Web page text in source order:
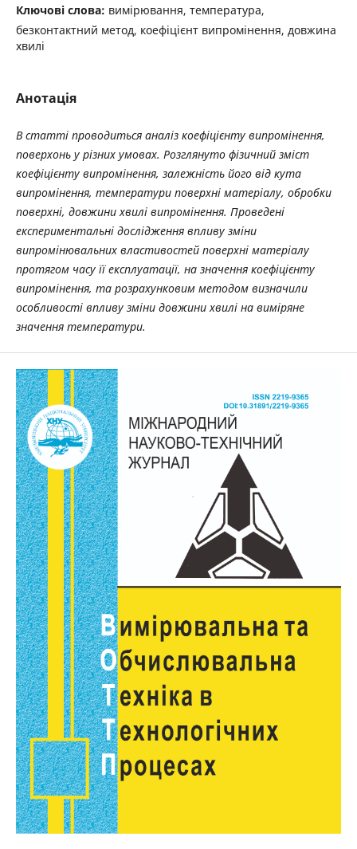
Ключові слова: вимірювання, температура,
безконтактний метод, коефіцієнт випромінення, довжина
хвилі
Анотація
В статті проводиться аналіз коефіцієнту випромінення,
поверхонь у різних умовах. Розглянуто фізичний зміст
коефіцієнту випромінення, залежність його від кута
випромінення, температури поверхні матеріалу, обробки
поверхні, довжини хвилі випромінення. Проведені
експериментальні дослідження впливу зміни
випромінювальних властивостей поверхні матеріалу
протягом часу її експлуатації, на значення коефіцієнту
випромінення, та розрахунковим методом визначили
особливості впливу зміни довжини хвилі на виміряне
значення температури.